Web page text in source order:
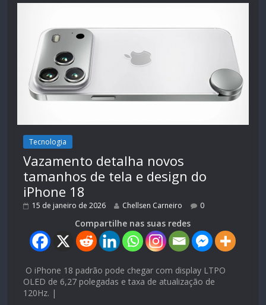
Tecnologia
Vazamento detalha novos
tamanhos de tela e design do
iPhone 18
15 de janeiro de 2026 Chellsen Carneiro 0
Compartilhe nas suas redes
O iPhone 18 padrão pode chegar com display LTPO
OLED de 6,27 polegadas e taxa de atualização de
120Hz. |